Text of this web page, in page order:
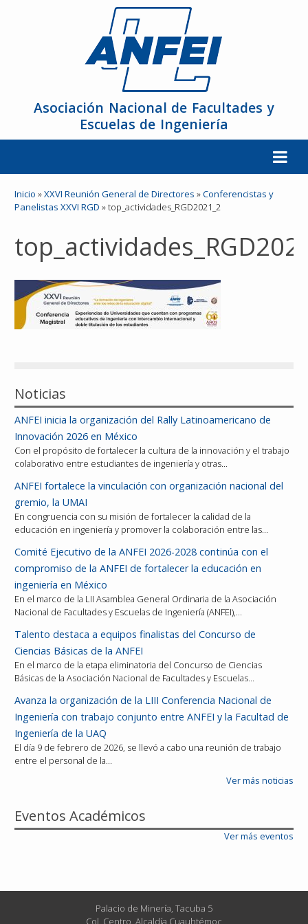
Asociación Nacional de Facultades y
Escuelas de Ingeniería
La ANFEI
Miembros
Reuniones y Conferencias
Reconocimientos
Afiliación
Inicio »XXVI Reunión General de Directores »Conferencistas y
Panelistas XXVI RGD »top_actividades_RGD2021_2
Noticias
ANFEI inicia la organización del Rally Latinoamericano de
Innovación 2026 en México
Con el propósito de fortalecer la cultura de la innovación y el trabajo
colaborativo entre estudiantes de ingeniería y otras…
ANFEI fortalece la vinculación con organización nacional del
gremio, la UMAI
En congruencia con su misión de fortalecer la calidad de la
educación en ingeniería y promover la colaboración entre las…
Comité Ejecutivo de la ANFEI 2026-2028 continúa con el
compromiso de la ANFEI de fortalecer la educación en
ingeniería en México
En el marco de la LII Asamblea General Ordinaria de la Asociación
Nacional de Facultades y Escuelas de Ingeniería (ANFEI),…
Talento destaca a equipos finalistas del Concurso de
Ciencias Básicas de la ANFEI
En el marco de la etapa eliminatoria del Concurso de Ciencias
Básicas de la Asociación Nacional de Facultades y Escuelas…
Avanza la organización de la LIII Conferencia Nacional de
Ingeniería con trabajo conjunto entre ANFEI y la Facultad de
Ingeniería de la UAQ
El día 9 de febrero de 2026, se llevó a cabo una reunión de trabajo
entre el personal de la…
Ver más noticias
Eventos Académicos
Ver más eventos
Palacio de Minería, Tacuba 5
Col. Centro, Alcaldía Cuauhtémoc